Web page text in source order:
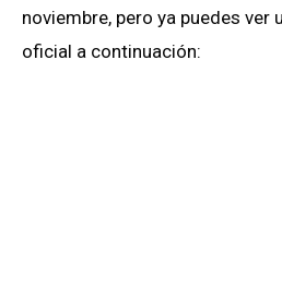
noviembre, pero ya puedes ver
oficial a continuación: